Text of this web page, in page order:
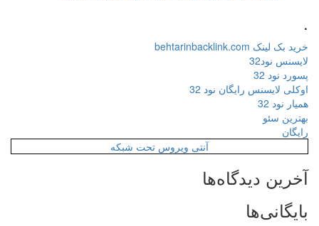
خرید بک لینک behtarinbacklink.com
لایسنس نود32
پسورد نود 32
اوکلی لایسنس رایگان نود 32
همیار نود 32
بهترین سئو
رایگان
آنتی ویروس تحت شبکه
آخرین دیدگاه‌ها
بایگانی‌ها